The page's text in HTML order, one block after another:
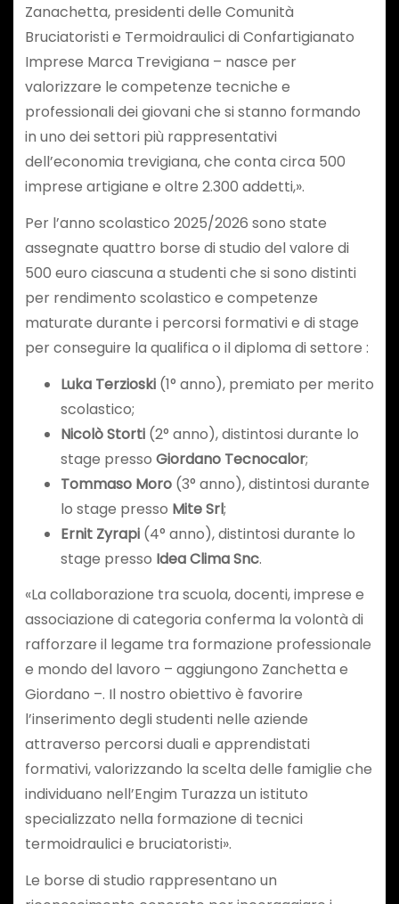
Zanachetta, presidenti delle Comunità
Bruciatoristi e Termoidraulici di Confartigianato
Imprese Marca Trevigiana – nasce per
valorizzare le competenze tecniche e
professionali dei giovani che si stanno formando
in uno dei settori più rappresentativi
dell’economia trevigiana, che conta circa 500
imprese artigiane e oltre 2.300 addetti,».
Per l’anno scolastico 2025/2026 sono state
assegnate quattro borse di studio del valore di
500 euro ciascuna a studenti che si sono distinti
per rendimento scolastico e competenze
maturate durante i percorsi formativi e di stage
per conseguire la qualifica o il diploma di settore :
Luka Terzioski(1° anno), premiato per merito
scolastico;
Nicolò Storti(2° anno), distintosi durante lo
stage presso Giordano Tecnocalor;
Tommaso Moro(3° anno), distintosi durante
lo stage presso Mite Srl;
Ernit Zyrapi(4° anno), distintosi durante lo
stage presso Idea Clima Snc.
«La collaborazione tra scuola, docenti, imprese e
associazione di categoria conferma la volontà di
rafforzare il legame tra formazione professionale
e mondo del lavoro – aggiungono Zanchetta e
Giordano –. Il nostro obiettivo è favorire
l’inserimento degli studenti nelle aziende
attraverso percorsi duali e apprendistati
formativi, valorizzando la scelta delle famiglie che
individuano nell’Engim Turazza un istituto
specializzato nella formazione di tecnici
termoidraulici e bruciatoristi».
Le borse di studio rappresentano un